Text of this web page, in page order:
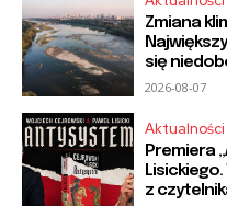
Zmiana
się
2026-08-07
Aktualności
Premiera
z